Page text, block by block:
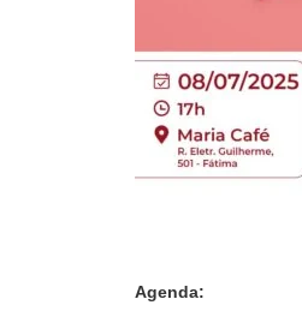
Agenda: